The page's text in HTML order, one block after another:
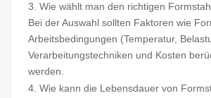
3. Wie wählt man den richtigen
Bei der Auswahl sollten Faktoren wie
Arbeitsbedingungen (Temperatur,
Verarbeitungstechniken und Kosten
werden.
4. Wie kann die Lebensdauer von